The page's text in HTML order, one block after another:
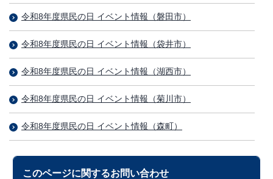
令和8年度県民の日 イベント情報（磐田市）
令和8年度県民の日 イベント情報（袋井市）
令和8年度県民の日 イベント情報（湖西市）
令和8年度県民の日 イベント情報（菊川市）
令和8年度県民の日 イベント情報（森町）
このページに関するお問い合わせ